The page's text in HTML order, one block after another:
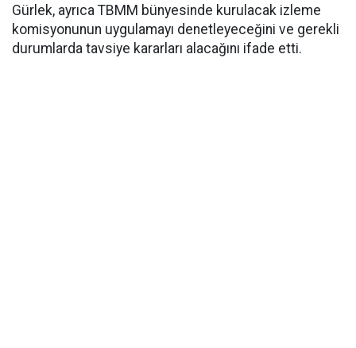
Gürlek, ayrıca TBMM bünyesinde kurulacak izleme
komisyonunun uygulamayı denetleyeceğini ve gerekli
durumlarda tavsiye kararları alacağını ifade etti.